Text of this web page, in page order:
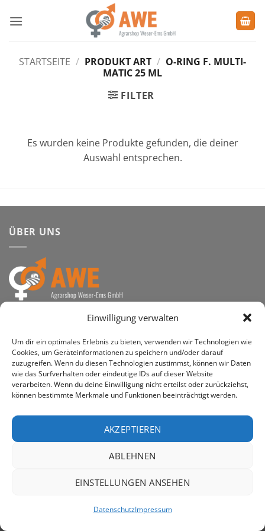
Einwilligung verwalten
Um dir ein optimales Erlebnis zu bieten, verwenden wir Technologien wie
Cookies, um Geräteinformationen zu speichern und/oder darauf
zuzugreifen. Wenn du diesen Technologien zustimmst, können wir Daten
wie das Surfverhalten oder eindeutige IDs auf dieser Website
verarbeiten. Wenn du deine Einwilligung nicht erteilst oder zurückziehst,
können bestimmte Merkmale und Funktionen beeinträchtigt werden.
AKZEPTIEREN
ABLEHNEN
EINSTELLUNGEN ANSEHEN
DatenschutzImpressum
Inhalt
STARTSEITE / PRODUKT ART / O-RING F. MULTI-
MATIC 25 ML
FILTER
Es wurden keine Produkte gefunden, die deiner
Auswahl entsprechen.
ÜBER UNS
awe ist heute auf vielen Höfen die 1. Adresse, wenn es
PayPal Rechung
AWE - Agrarshop Weser-Ems GmbH